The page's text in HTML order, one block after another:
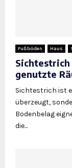
Fußböden Haus
genutzte
Sichtestrich ist
überzeugt,
Bodenbelag
die...